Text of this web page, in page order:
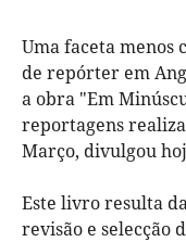
Uma faceta menos
de repórter em
a obra "Em
reportagens
Março, divulgou
Este livro resulta
revisão e selecção